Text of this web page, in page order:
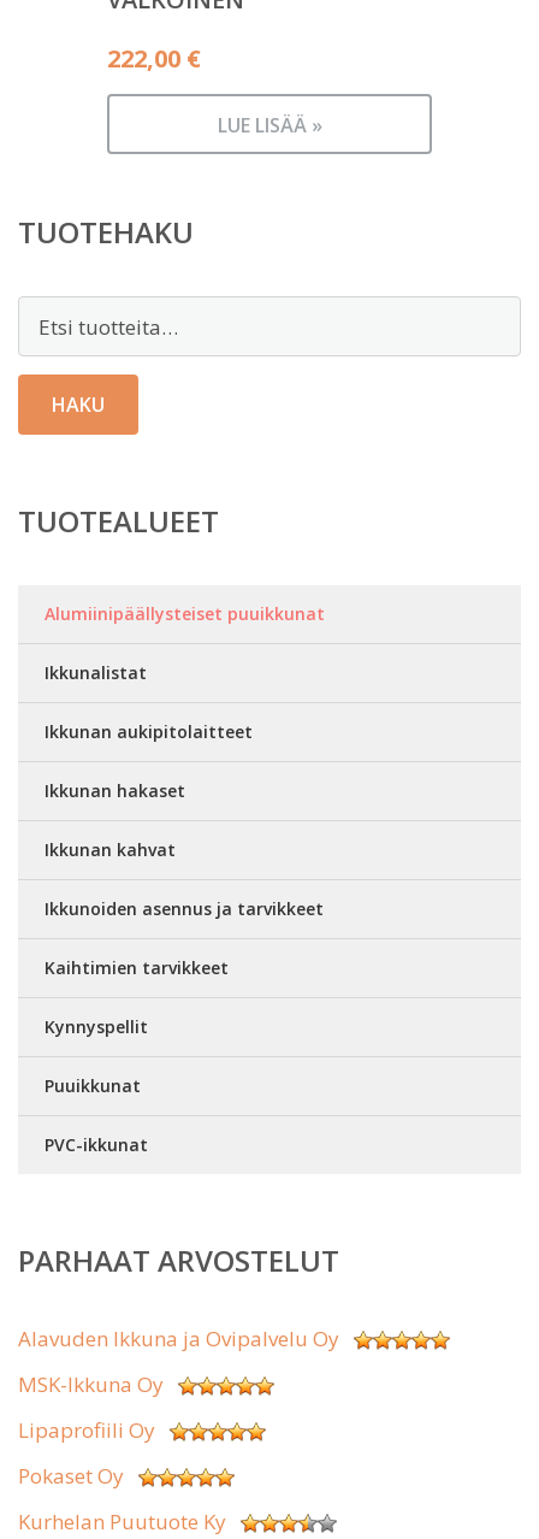
222,00 €
LUE LISÄÄ »
TUOTEHAKU
HAKU
TUOTEALUEET
Alumiinipäällysteiset puuikkunat
Ikkunalistat
Ikkunan aukipitolaitteet
Ikkunan hakaset
Ikkunan kahvat
Ikkunoiden asennus ja tarvikkeet
Kaihtimien tarvikkeet
Kynnyspellit
Puuikkunat
PVC-ikkunat
PARHAAT ARVOSTELUT
Alavuden Ikkuna ja Ovipalvelu Oy
MSK-Ikkuna Oy
Lipaprofiili Oy
Pokaset Oy
Kurhelan Puutuote Ky